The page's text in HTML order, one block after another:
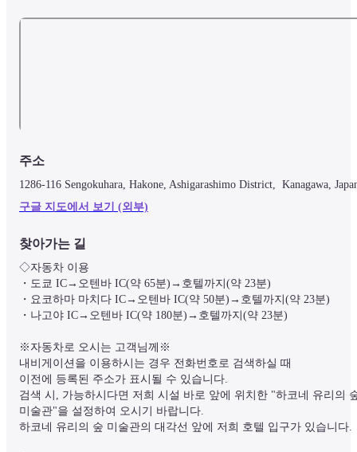
주소
1286-116 Sengokuhara, Hakone, Ashigarashimo District,  Kanagawa,
구글 지도에서 보기 (외부)
찾아가는 길
◇자동차 이용
・도쿄 IC→오텐바 IC(약 65분)→호텔까지(약 23분)
・요코하마 마치다 IC→오텐바 IC(약 50분)→호텔까지(약 23분)
・나고야 IC→오텐바 IC(약 180분)→호텔까지(약 23분)
※자동차로 오시는 고객님께※
내비게이션을 이용하시는 경우 전화번호로 검색하실 때
이전에 등록된 주소가 표시될 수 있습니다.
검색 시, 가능하시다면 저희 시설 바로 앞에 위치한 "하코네 유리의
미술관"을 설정하여 오시기 바랍니다.
하코네 유리의 숲 미술관의 대각선 앞에 저희 호텔 입구가 있습니다.